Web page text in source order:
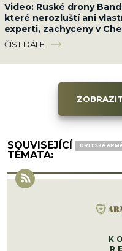
Video: Ruské drony
které nerozluští ani
experti, zachyceny v
Ukrajinci se proti ni
ČÍST DÁLE
SOUVISEJÍCÍ
TÉMATA:
BRITSKÁ